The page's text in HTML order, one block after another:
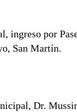
ingreso por
San Martín.
Dr.